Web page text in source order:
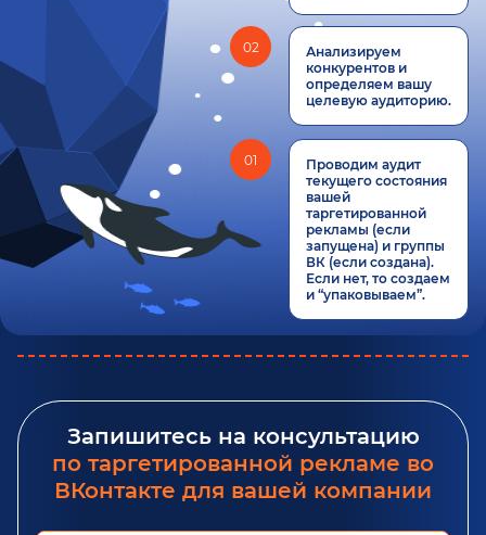
02
Анализируем
конкурентов и
определяем вашу
целевую аудиторию.
01
Проводим аудит
текущего состояния
вашей
таргетированной
рекламы (если
запущена) и группы
ВК (если создана).
Если нет, то создаем
и “упаковываем”.
Запишитесь на консультацию
по таргетированной рекламе во
ВКонтакте для вашей компании